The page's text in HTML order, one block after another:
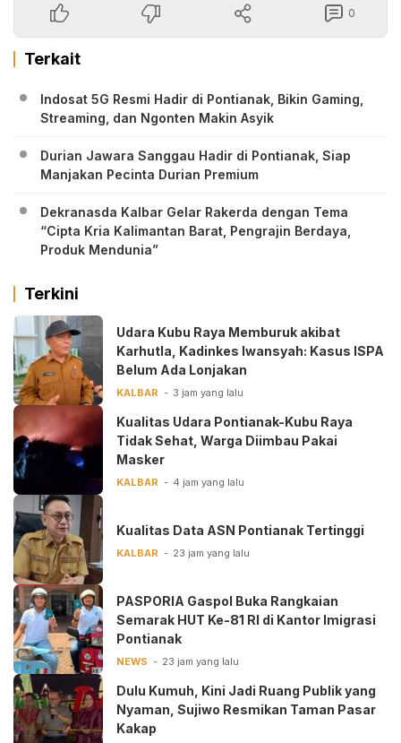
0
Terkait
Indosat 5G Resmi Hadir di Pontianak, Bikin Gaming,
Streaming, dan Ngonten Makin Asyik
Durian Jawara Sanggau Hadir di Pontianak, Siap
Manjakan Pecinta Durian Premium
Dekranasda Kalbar Gelar Rakerda dengan Tema
“Cipta Kria Kalimantan Barat, Pengrajin Berdaya,
Produk Mendunia”
Terkini
Udara Kubu Raya Memburuk akibat
Karhutla, Kadinkes Iwansyah: Kasus ISPA
Belum Ada Lonjakan
KALBAR 3 jam yang lalu
Kualitas Udara Pontianak-Kubu Raya
Tidak Sehat, Warga Diimbau Pakai
Masker
KALBAR 4 jam yang lalu
Kualitas Data ASN Pontianak Tertinggi
KALBAR 23 jam yang lalu
PASPORIA Gaspol Buka Rangkaian
Semarak HUT Ke-81 RI di Kantor Imigrasi
Pontianak
NEWS 23 jam yang lalu
Dulu Kumuh, Kini Jadi Ruang Publik yang
Nyaman, Sujiwo Resmikan Taman Pasar
Kakap